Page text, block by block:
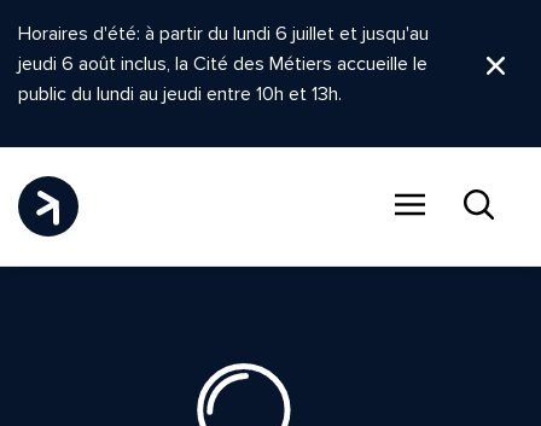
Horaires d'été: à partir du lundi 6 juillet et jusqu'au
jeudi 6 août inclus, la Cité des Métiers accueille le
public du lundi au jeudi entre 10h et 13h.